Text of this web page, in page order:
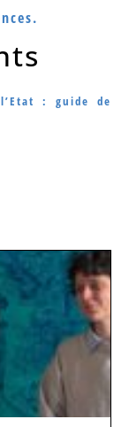
: guide de